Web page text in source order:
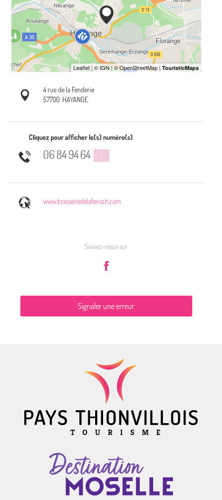
4 rue de la Fenderie
57700 HAYANGE
Cliquez pour afficher le(s) numéro(s)
06 84 94 64 ▒▒
www.brasseriedelafensch.com
Suivez-nous sur
Signaler une erreur